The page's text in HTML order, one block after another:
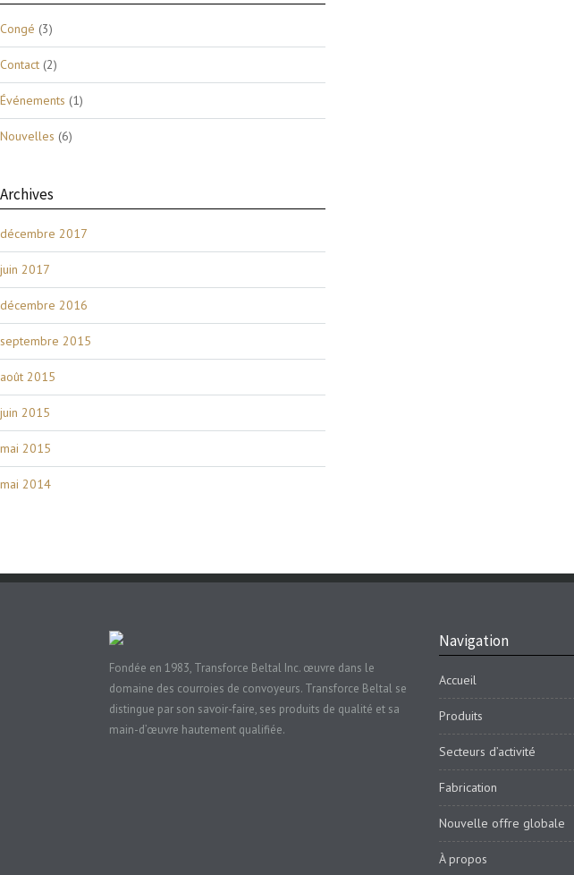
Congé (3)
Contact (2)
Événements (1)
Nouvelles (6)
Archives
décembre 2017
juin 2017
décembre 2016
septembre 2015
août 2015
juin 2015
mai 2015
mai 2014
Fondée en 1983, Transforce Beltal Inc. œuvre dans le
domaine des courroies de convoyeurs. Transforce Beltal se
distingue par son savoir-faire, ses produits de qualité et sa
main-d’œuvre hautement qualifiée.
Navigation
Accueil
Produits
Secteurs d’activité
Fabrication
Nouvelle offre globale
À propos